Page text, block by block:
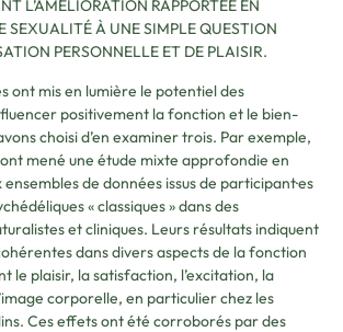
L’AMÉLIORATION RAPPORTÉE EN
SEXUALITÉ À UNE SIMPLE QUESTION
PERSONNELLE ET DE PLAISIR.
ont mis en lumière le potentiel des
positivement la fonction et le bien-
choisi d’en examiner trois. Par exemple,
mené une étude mixte approfondie en
ensembles de données issus de participant·es
« classiques » dans des
et cliniques. Leurs résultats indiquent
dans divers aspects de la fonction
le plaisir, la satisfaction, l’excitation, la
corporelle, en particulier chez les
Ces effets ont été corroborés par des